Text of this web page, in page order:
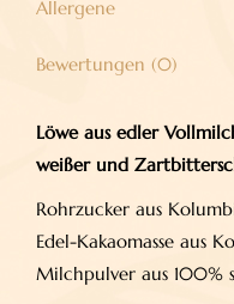
Allergene
Bewertungen (0)
Löwe aus edler
weißer und
Rohrzucker aus
Edel-Kakaomasse aus
Milchpulver aus 100%